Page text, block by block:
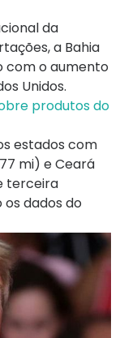
da
a Bahia
com o aumento
Unidos.
produtos do
estados com
mi) e Ceará
terceira
dados do